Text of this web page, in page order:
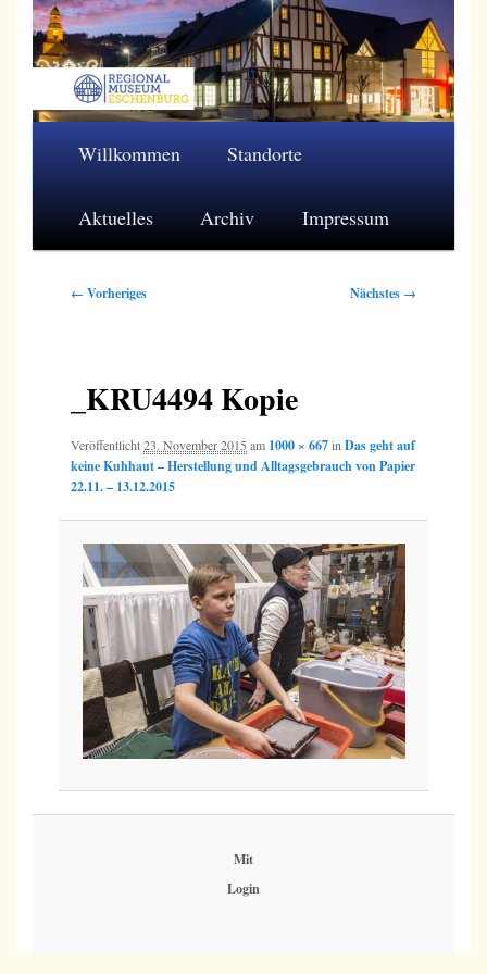
Zum
primären
Inhalt
Regionalmuseum Eschenburg e.V.
Willkommen Standorte
Aktuelles Archiv Impressum
Bilder-
← Vorheriges Nächstes →
_KRU4494 Kopie
Veröffentlicht23. November 2015 am 1000 × 667in Das geht auf
keine Kuhhaut – Herstellung und Alltagsgebrauch von Papier
22.11. – 13.12.2015
Mit
Login